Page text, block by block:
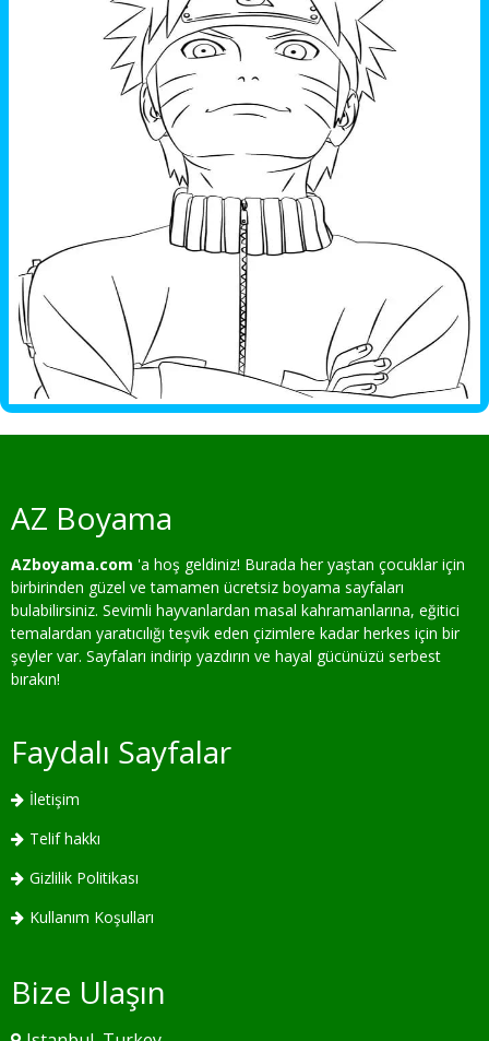
AZ Boyama
AZboyama.com 'a hoş geldiniz! Burada her yaştan çocuklar için
birbirinden güzel ve tamamen ücretsiz boyama sayfaları
bulabilirsiniz. Sevimli hayvanlardan masal kahramanlarına, eğitici
temalardan yaratıcılığı teşvik eden çizimlere kadar herkes için bir
şeyler var. Sayfaları indirip yazdırın ve hayal gücünüzü serbest
bırakın!
Faydalı Sayfalar
İletişim
Telif hakkı
Gizlilik Politikası
Kullanım Koşulları
Bize Ulaşın